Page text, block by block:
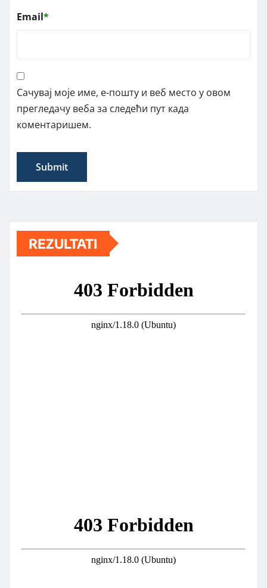
Email*
Сачувај моје име, е-пошту и веб место у овом
прегледачу веба за следећи пут када
коментаришем.
REZULTATI